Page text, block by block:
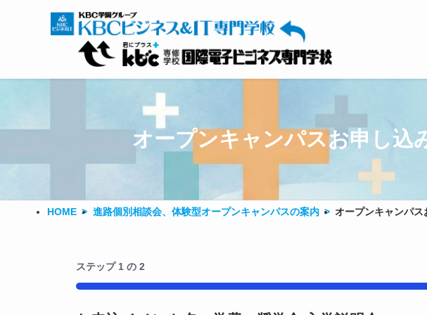
オープンキャンパスお申し込
HOME 進路個別相談会、体験型オープンキャンパスの案内 オープンキャンパス
ステップ 1の 2
50%